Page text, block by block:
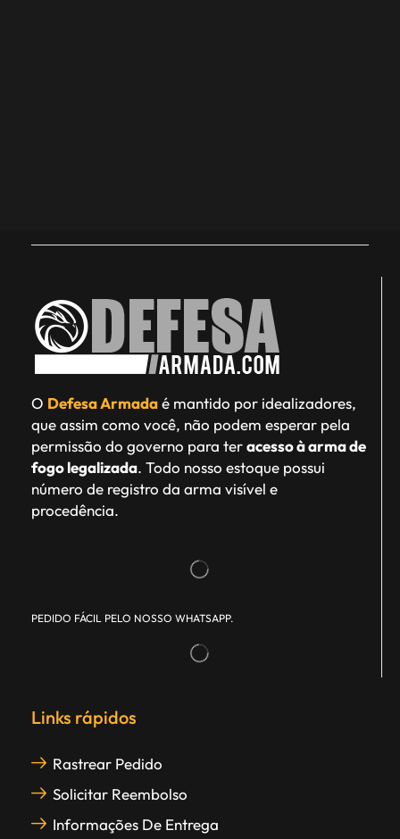
O Defesa Armadaé mantido por idealizadores,
que assim como você, não podem esperar pela
permissão do governo para teracesso à arma de
fogo legalizada. Todo nosso estoque possui
número de registro da arma visível e
procedência.
PEDIDO FÁCIL PELO NOSSO WHATSAPP.
Links rápidos
Rastrear Pedido
Solicitar Reembolso
Informações De Entrega